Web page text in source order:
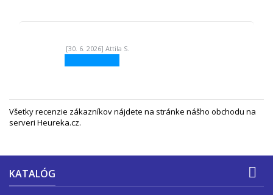
[30. 6. 2026] Attila S.
Všetky recenzie zákazníkov nájdete na stránke nášho obchodu na
serveri Heureka.cz.
KATALÓG 